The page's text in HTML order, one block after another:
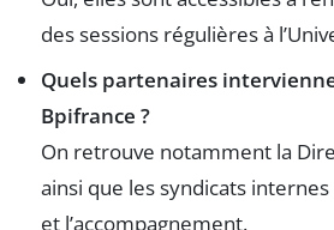
des sessions régulières à
Quels partenaires
Bpifrance ?
On retrouve notamment la
ainsi que les syndicats
et l’accompagnement.